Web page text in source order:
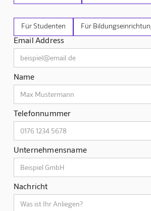
Für Studenten Für
Email Address
Name
Telefonnummer
Unternehmensname
Nachricht